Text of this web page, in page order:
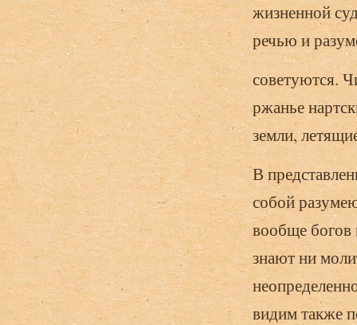
жизненной
речью и
советуются.
ржанье
земли,
В
собой
вообще богов
знают ни
видим также